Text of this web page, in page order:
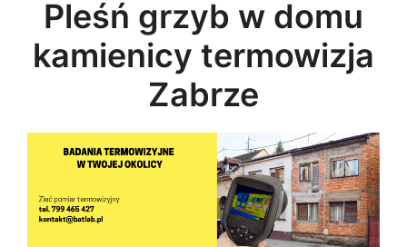
Pleśń grzyb w domu
kamienicy termowizja
Zabrze